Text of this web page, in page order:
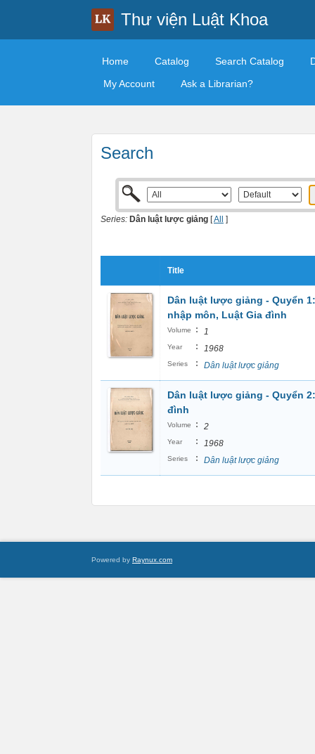
Thư viện Luật Khoa
Home Catalog Search Catalog
My Account
Ask a Librarian?
Search
Series: Dân luật lược giảng [All ]
Title
Dân luật lược giảng - Quyển
nhập môn, Luật Gia đình
Volume : 1
Year : 1968
Series : Dân luật lược giảng
Dân luật lược giảng - Quyển
đình
Volume : 2
Year : 1968
Series : Dân luật lược giảng
Powered by Raynux.com